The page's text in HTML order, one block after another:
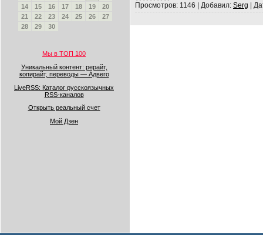
14
15 16 17 18 19
20
21
22 23 24 25 26
27
28
29 30
Мы в ТОП 100
Уникальный контент: рерайт,
копирайт, переводы — Адвего
LiveRSS: Каталог русскоязычных
RSS-каналов
Открыть реальный счет
Мой Дзен
Просмотров: 1146 Добавил: Serg